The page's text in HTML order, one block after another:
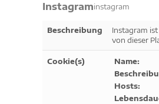
Instagraminstagram
Beschreibung
Instagram
von dieser
Cookie(s) Name:
Hosts: